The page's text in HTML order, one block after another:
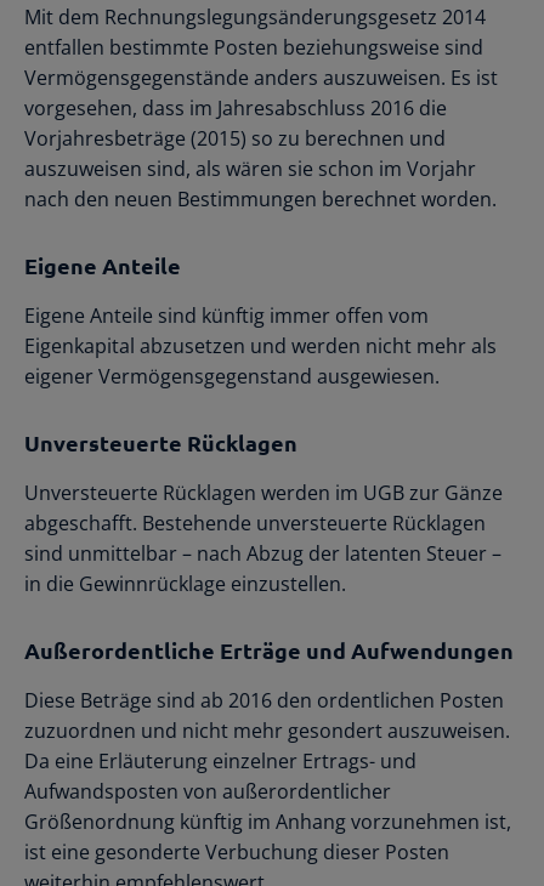
Mit dem Rechnungslegungsänderungsgesetz 2014
entfallen bestimmte Posten beziehungsweise sind
Vermögensgegenstände anders auszuweisen. Es ist
vorgesehen, dass im Jahresabschluss 2016 die
Vorjahresbeträge (2015) so zu berechnen und
auszuweisen sind, als wären sie schon im Vorjahr
nach den neuen Bestimmungen berechnet worden.
Eigene Anteile
Eigene Anteile sind künftig immer offen vom
Eigenkapital abzusetzen und werden nicht mehr als
eigener Vermögensgegenstand ausgewiesen.
Unversteuerte Rücklagen
Unversteuerte Rücklagen werden im UGB zur Gänze
abgeschafft. Bestehende unversteuerte Rücklagen
sind unmittelbar – nach Abzug der latenten Steuer –
in die Gewinnrücklage einzustellen.
Außerordentliche Erträge und Aufwendungen
Diese Beträge sind ab 2016 den ordentlichen Posten
zuzuordnen und nicht mehr gesondert auszuweisen.
Da eine Erläuterung einzelner Ertrags- und
Aufwandsposten von außerordentlicher
Größenordnung künftig im Anhang vorzunehmen ist,
ist eine gesonderte Verbuchung dieser Posten